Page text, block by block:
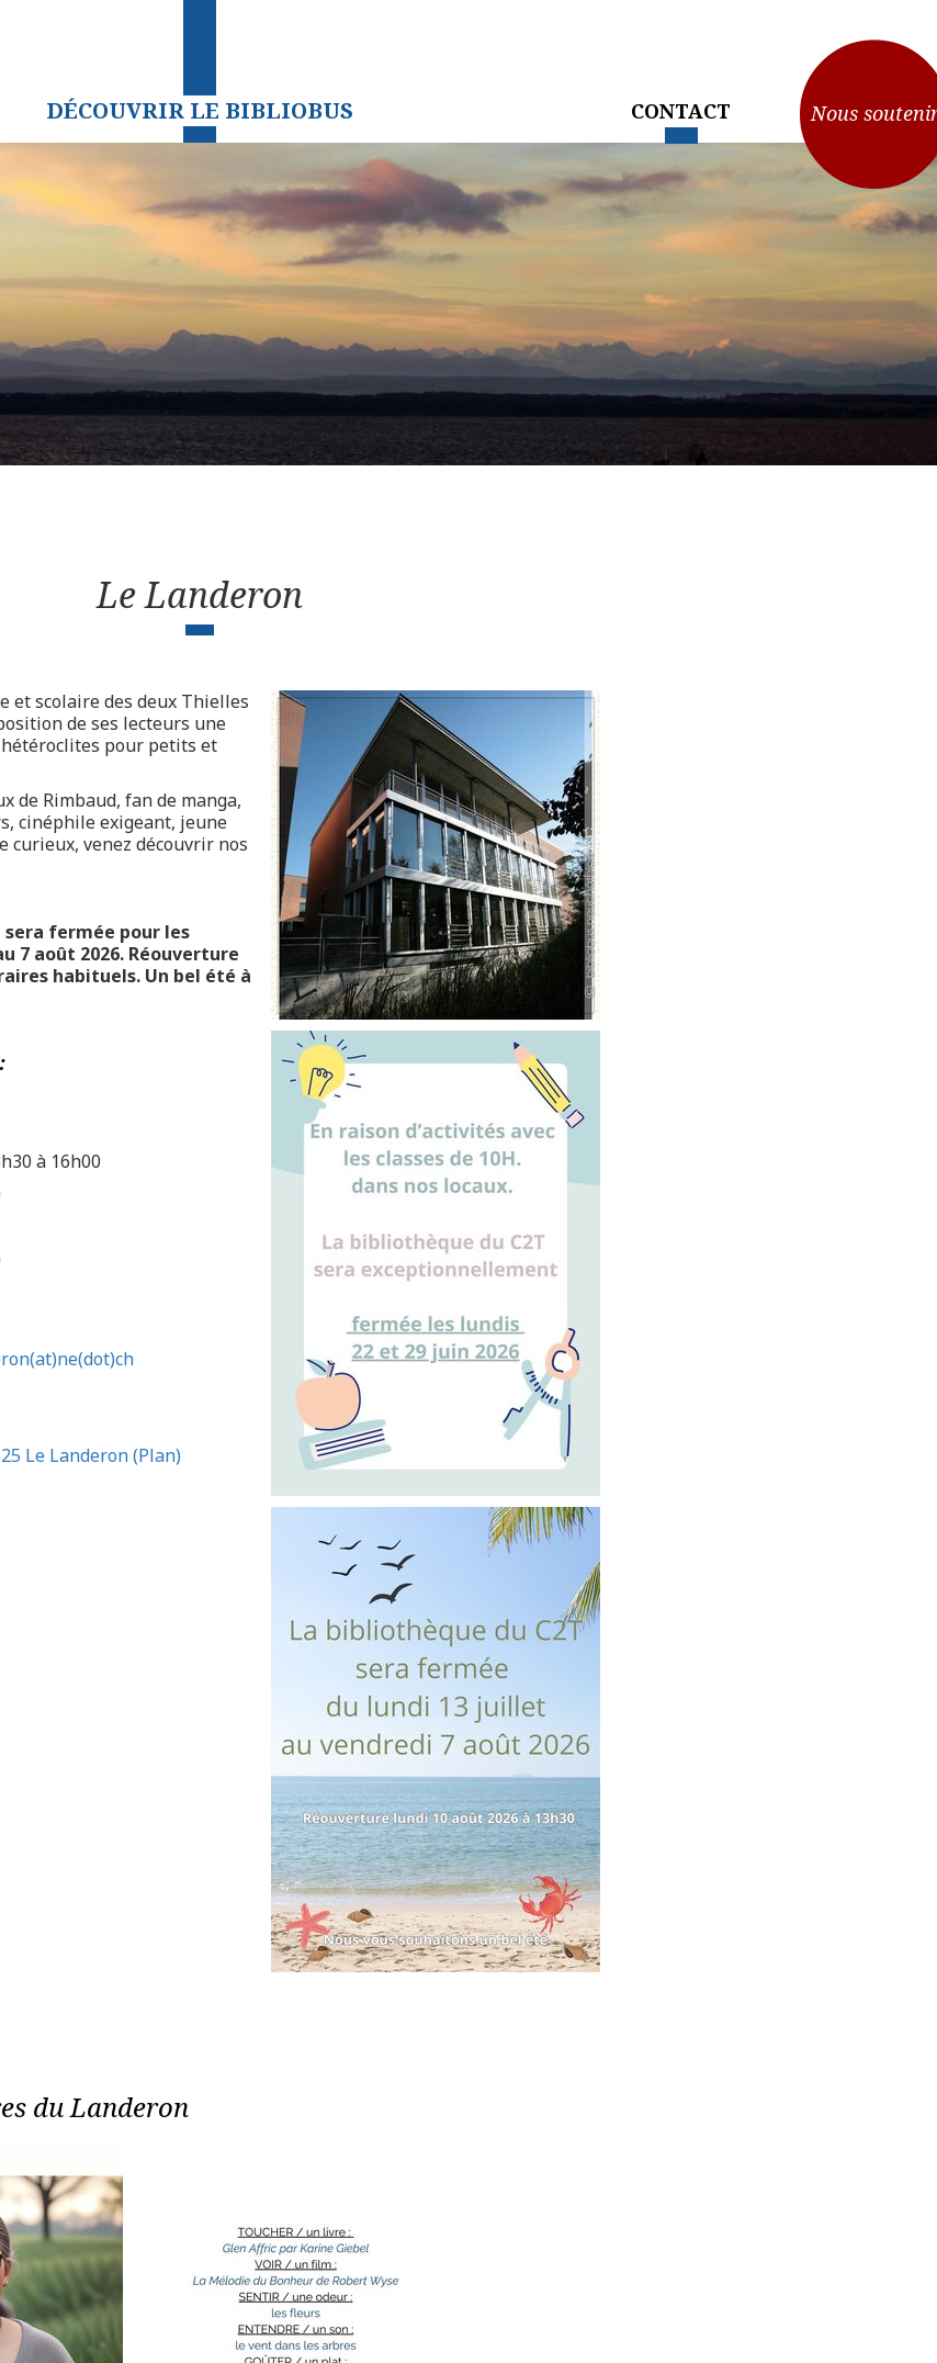
CONTACT
DÉCOUVRIR LE BIBLIOBUS Nous
Le Landeron
et scolaire des deux Thielles
de ses lecteurs une
pour petits et
de Rimbaud, fan de manga,
cinéphile exigeant, jeune
curieux, venez découvrir nos
sera fermée pour les
7 août 2026. Réouverture
habituels. Un bel été à
à 16h00
Le Landeron (Plan)
du Landeron